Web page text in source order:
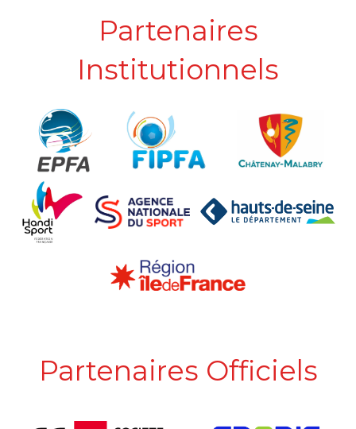
Partenaires
Institutionnels
Partenaires Officiels